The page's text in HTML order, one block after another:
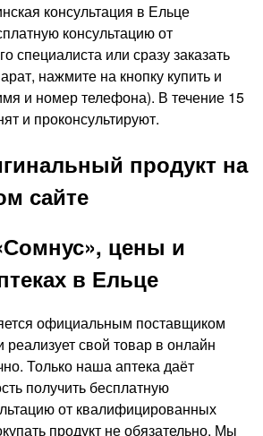
консультация в Ельце
консультацию от
специалиста или сразу заказать
нажмите на кнопку купить и
и номер телефона). В течение 15
и проконсультируют.
цены и
в Ельце
официальным поставщиком
свой товар в онлайн
Только наша аптека даёт
получить бесплатную
от квалифицированных
продукт не обязательно. Мы